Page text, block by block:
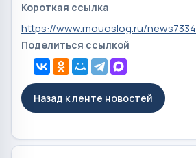
Короткая ссылка
https://www.mouoslog.ru/news7334
Поделиться ссылкой
Назад к ленте новостей